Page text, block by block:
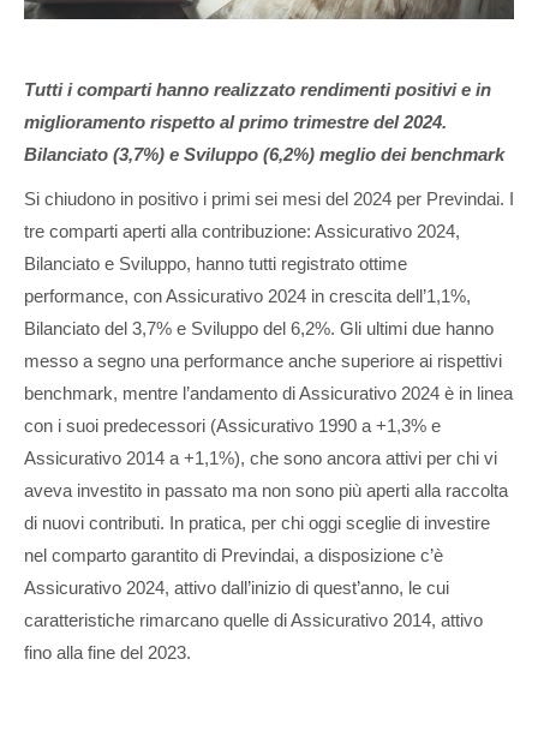
Tutti i comparti hanno realizzato rendimenti positivi e in
miglioramento rispetto al primo trimestre del 2024.
Bilanciato (3,7%) e Sviluppo (6,2%) meglio dei benchmark
Si chiudono in positivo i primi sei mesi del 2024 per Previndai. I
tre comparti aperti alla contribuzione: Assicurativo 2024,
Bilanciato e Sviluppo, hanno tutti registrato ottime
performance, con Assicurativo 2024 in crescita dell’1,1%,
Bilanciato del 3,7% e Sviluppo del 6,2%. Gli ultimi due hanno
messo a segno una performance anche superiore ai rispettivi
benchmark, mentre l’andamento di Assicurativo 2024 è in linea
con i suoi predecessori (Assicurativo 1990 a +1,3% e
Assicurativo 2014 a +1,1%), che sono ancora attivi per chi vi
aveva investito in passato ma non sono più aperti alla raccolta
di nuovi contributi. In pratica, per chi oggi sceglie di investire
nel comparto garantito di Previndai, a disposizione c’è
Assicurativo 2024, attivo dall’inizio di quest’anno, le cui
caratteristiche rimarcano quelle di Assicurativo 2014, attivo
fino alla fine del 2023.